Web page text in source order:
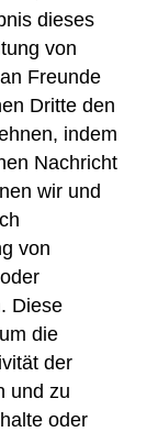
dieses
von
Freunde
Dritte den
indem
Nachricht
wir und
von
Diese
die
der
und zu
oder